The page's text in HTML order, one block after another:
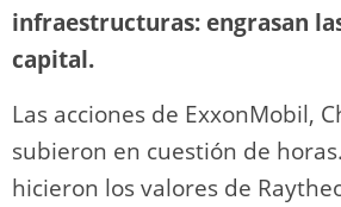
infraestructuras: engrasan
capital.
Las acciones de ExxonMobil,
subieron en cuestión de
hicieron los valores de